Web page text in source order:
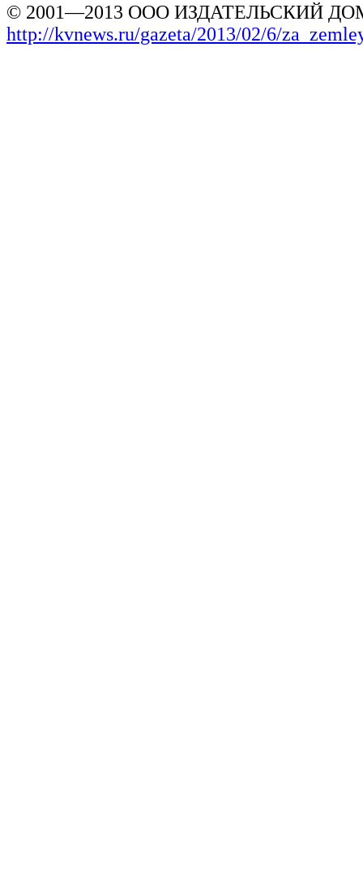
© 2001—2013 ООО ИЗДАТЕЛЬСКИЙ
http://kvnews.ru/gazeta/2013/02/6/